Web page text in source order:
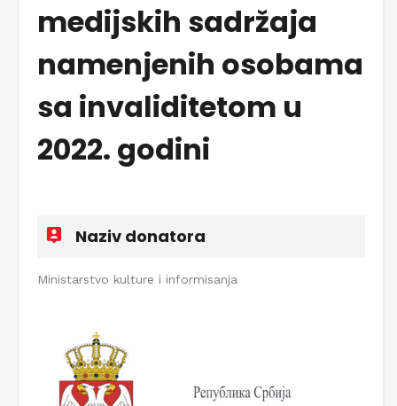
medijskih sadržaja
namenjenih osobama
sa invaliditetom u
2022. godini
Naziv donatora
Ministarstvo kulture i informisanja